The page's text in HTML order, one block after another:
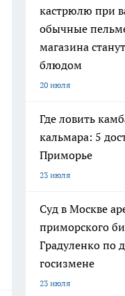
кастрюлю при
обычные
магазина
блюдом
20 июля
Где ловить
кальмара: 5
Приморье
23 июля
Суд в Москве
приморского
Градуленко по
госизмене
23 июля